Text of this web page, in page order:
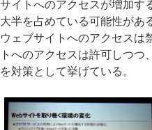
サイトへのアクセスが増加す
大半を占めている可能性があ
ウェブサイトへのアクセスは
トへのアクセスは許可しつつ
を対策として挙げている。